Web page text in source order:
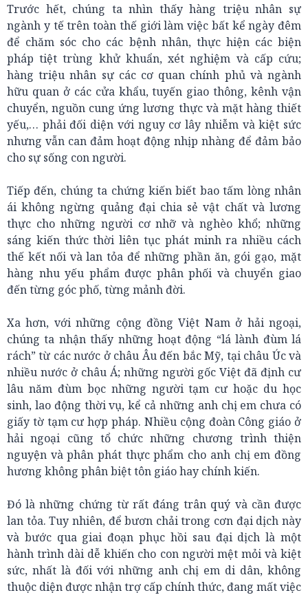
Trước hết, chúng ta nhìn thấy hàng triệu nhân sự
ngành y tế trên toàn thế giới làm việc bất kể ngày đêm
để chăm sóc cho các bệnh nhân, thực hiện các biện
pháp tiệt trùng khử khuẩn, xét nghiệm và cấp cứu;
hàng triệu nhân sự các cơ quan chính phủ và ngành
hữu quan ở các cửa khẩu, tuyến giao thông, kênh vận
chuyển, nguồn cung ứng lương thực và mặt hàng thiết
yếu,… phải đối diện với nguy cơ lây nhiễm và kiệt sức
nhưng vẫn can đảm hoạt động nhịp nhàng để đảm bảo
cho sự sống con người.
Tiếp đến, chúng ta chứng kiến biết bao tấm lòng nhân
ái không ngừng quảng đại chia sẻ vật chất và lương
thực cho những người cơ nhỡ và nghèo khổ; những
sáng kiến thức thời liên tục phát minh ra nhiều cách
thế kết nối và lan tỏa để những phần ăn, gói gạo, mặt
hàng nhu yếu phẩm được phân phối và chuyển giao
đến từng góc phố, từng mảnh đời.
Xa hơn, với những cộng đồng Việt Nam ở hải ngoại,
chúng ta nhận thấy những hoạt động “lá lành đùm lá
rách” từ các nước ở châu Âu đến bắc Mỹ, tại châu Úc và
nhiều nước ở châu Á; những người gốc Việt đã định cư
lâu năm đùm bọc những người tạm cư hoặc du học
sinh, lao động thời vụ, kể cả những anh chị em chưa có
giấy tờ tạm cư hợp pháp. Nhiều cộng đoàn Công giáo ở
hải ngoại cũng tổ chức những chương trình thiện
nguyện và phân phát thực phẩm cho anh chị em đồng
hương không phân biệt tôn giáo hay chính kiến.
Đó là những chứng từ rất đáng trân quý và cần được
lan tỏa. Tuy nhiên, để bươn chải trong cơn đại dịch này
và bước qua giai đoạn phục hồi sau đại dịch là một
hành trình dài dễ khiến cho con người mệt mỏi và kiệt
sức, nhất là đối với những anh chị em di dân, không
thuộc diện được nhận trợ cấp chính thức, đang mất việc